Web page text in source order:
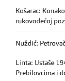
Košarac:
rukovodećoj
Nuždić:
Linta: Ustaše
Prebilovcima i